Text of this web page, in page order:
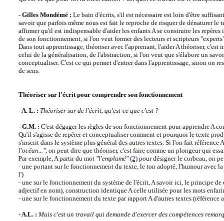
- Gilles Mondémé : Le bain d'écrits, s'il est nécessaire est loin d'être
savoir que parfois même nous est fait le reproche de risquer de dénaturer
affirmer qu'il est indispensable d'aider les enfants A se construire les
de son fonctionnement, si l'on veut former des lecteurs et scripteurs
Dans tout apprentissage, théoriser avec l'apprenant, l'aider A théoriser,
celui de la généralisation, de l'abstraction, si l'on veut que s'élabore un
conceptualiser. C'est ce qui permet d'entrer dans l'apprentissage, sinon on
de sens.
Théoriser sur l'écrit pour comprendre son fonctionnement
- A. L. : Théoriser sur de l'écrit, qu'est-ce que c'est ?
- G.M. : C'est dégager les règles de son fonctionnement pour apprendre A
Qu'il s'agisse de repérer et conceptualiser comment et pourquoi le texte
s'inscrit dans le système plus général des autres textes. Si l'on fait référence
l'océan...", on peut dire que théoriser, c'est faire comme un plongeur qui
Par exemple, A partir du mot "l'emplumé" (2) pour désigner le corbeau, on
- une portant sur le fonctionnement du texte, le ton adopté, l'humour
l')
- une sur le fonctionnement du système de l'écrit, A savoir ici, le principe
adjectif en nom), construction identique A celle utilisée pour les mots
- une sur le fonctionnement du texte par rapport A d'autres textes (référence
- A.L. : Mais c'est un travail qui demande d'exercer des compétences